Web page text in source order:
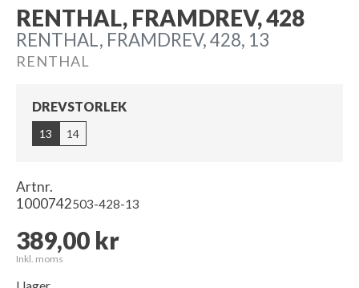
RENTHAL, FRAMDREV, 428
RENTHAL, FRAMDREV, 428, 13
RENTHAL
DREVSTORLEK
13 14
Artnr.
1000742503-428-13
389,00 kr
Inkl. moms